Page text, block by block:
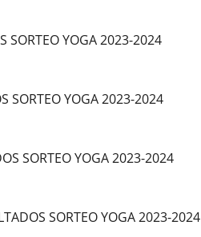
SORTEO YOGA 2023-2024
SORTEO YOGA 2023-2024
SORTEO YOGA 2023-2024
SORTEO YOGA 2023-2024